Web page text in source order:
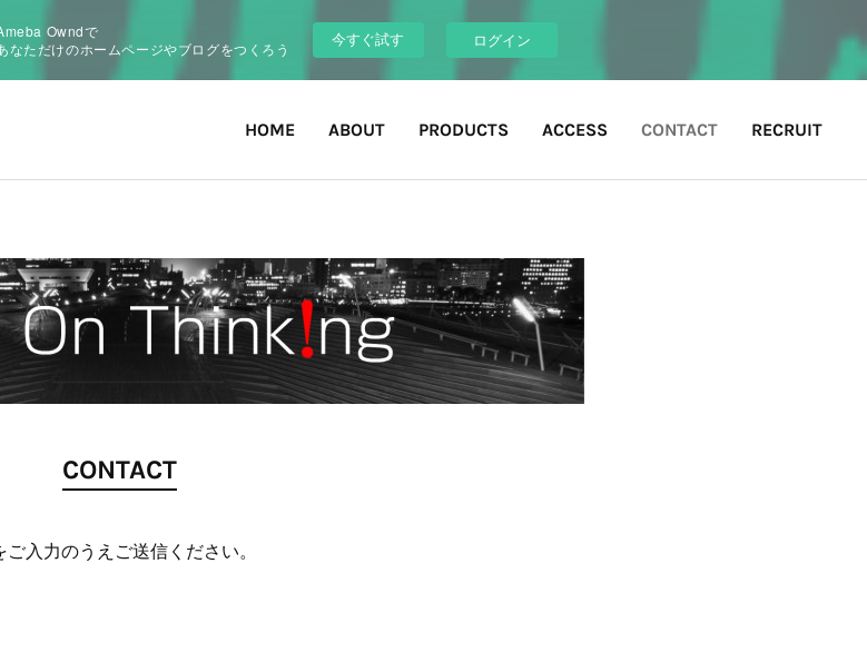
Owndで
なただけのホームページやブログをつくろう
今すぐ試す ログイン
HOME ABOUT PRODUCTS ACCESS CONTACT RECRUIT
CONTACT
入力のうえご送信ください。